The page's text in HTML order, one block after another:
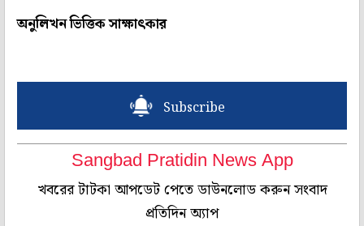
অনুলিখন ভিত্তিক সাক্ষাৎকার
Subscribe
Sangbad Pratidin News App
খবরের টাটকা আপডেট পেতে ডাউনলোড করুন সংবাদ
প্রতিদিন অ্যাপ